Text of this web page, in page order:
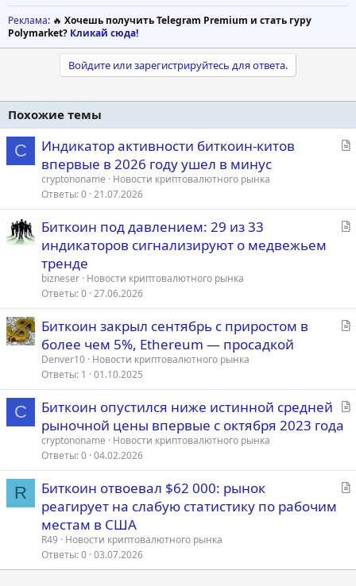
заявления президента США Дональда Трампа о возможном
введении 100% пошлин на китайские товары в дополнение к
уже существующим.
На фоне этой новости большинство криптоактивов резко
Биткоин в данный момент опускался до $104 950.
Ethereum обрушился до $3 504.
Тогда за сутки биткоин потерял 8%, Ethereum — 12,68%. При
этом наибольшее падение в криптовалюте с наибольшей
капитализацией было у Dogecoin (-23,10%) и Cardano (-20,35%).
Позже цена биткоина частично восстановилась, но затем снова
просела после «ястребиных» комментариев главы ФРС
Джерома Пауэлла, намекнувшего, что регулятор может не
На момент публикации новости биткоин торгуется на уровне
$110630.
Ethereum
Ethereum показал еще худшую динамику — это уже второй
месяц подряд с понижением. За всю историю актив закрывал
октябрь в минусе четыре раза, а рекордное падение на 16,83%
На этот раз причины схожи с биткоином — рыночные опасения
и негативное влияние решений ФРС. Кроме того, Ethereum так
и не смог вернуться к уровню $4 500, удерживавшему до
обвала крипторынка 10−11 октября.
Источник:
Реклама: 🔥 Хочешь получить Telegram Premium и стать гуру
Polymarket? Кликай сюда!
Войдите или зарегистрируйтесь для ответа.
Похожие темы
C
С
я
Индикатор активности биткоин-китов
впервые в 2026 году ушел в минус
cryptononame
Новости криптовалютного рынка
Ответы 0 21.07.2026
С
Биткоин под давлением: 29 из 33
индикаторов сигнализируют о медвежьем
тренде
bizneser Новости криптовалютного рынка
Ответы 0 27.06.2026
С
я
Биткоин закрыл сентябрь с приростом в
более чем 5%, Ethereum — просадкой
Denver10 Новости криптовалютного рынка
Ответы 1 01.10.2025
C
С
я
Биткоин опустился ниже истинной средней
рыночной цены впервые с октября 2023 года
cryptononame
Новости криптовалютного рынка
Ответы 0 04.02.2026
R
С
я
Биткоин отвоевал $62 000: рынок
реагирует на слабую статистику по рабочим
местам в США
R49
Новости криптовалютного рынка
Ответы 0 03.07.2026